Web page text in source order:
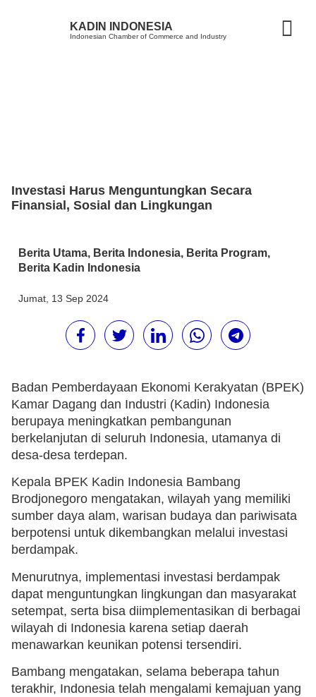
KADIN INDONESIA
Indonesian Chamber of Commerce and Industry
Investasi Harus Menguntungkan Secara
Finansial, Sosial dan Lingkungan
Berita Utama, Berita Indonesia, Berita Program,
Berita Kadin Indonesia
Jumat, 13 Sep 2024
Badan Pemberdayaan Ekonomi Kerakyatan (BPEK)
Kamar Dagang dan Industri (Kadin) Indonesia
berupaya meningkatkan pembangunan
berkelanjutan di seluruh Indonesia, utamanya di
desa-desa terdepan.
Kepala BPEK Kadin Indonesia Bambang
Brodjonegoro mengatakan, wilayah yang memiliki
sumber daya alam, warisan budaya dan pariwisata
berpotensi untuk dikembangkan melalui investasi
berdampak.
Menurutnya, implementasi investasi berdampak
dapat menguntungkan lingkungan dan masyarakat
setempat, serta bisa diimplementasikan di berbagai
wilayah di Indonesia karena setiap daerah
menawarkan keunikan potensi tersendiri.
Bambang mengatakan, selama beberapa tahun
terakhir, Indonesia telah mengalami kemajuan yang